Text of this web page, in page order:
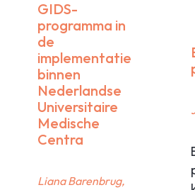
GIDS-
programma in
de
implementatie
binnen
Nederlandse
Universitaire
Medische
Centra
Liana Barenbrug,